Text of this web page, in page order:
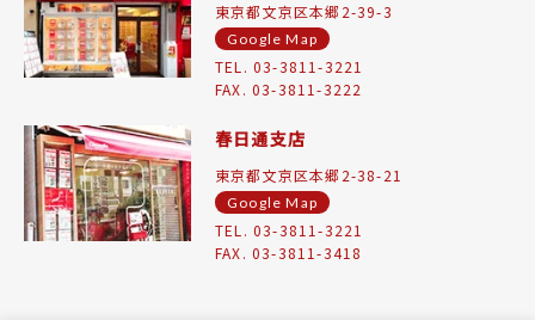
東京都文京区本郷2-39-3
Google Map
TEL. 03-3811-3221
FAX. 03-3811-3222
春日通支店
東京都文京区本郷2-38-21
Google Map
TEL. 03-3811-3221
FAX. 03-3811-3418